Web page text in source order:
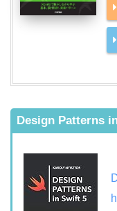
Design Patterns